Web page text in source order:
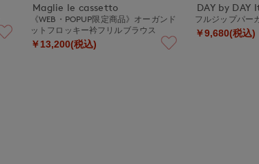
Maglie le cassetto
《WEB・POPUP限定商品》オーガンド
ットフロッキー衿フリルブラウス
￥13,200(税込)
DAY by
フルジップパー
￥9,680(税込)